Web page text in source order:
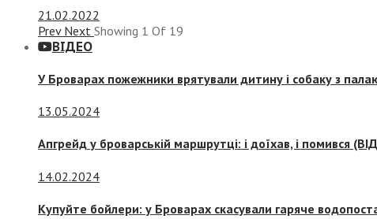
21.02.2022
Prev Next Showing 1 Of 19
ВІДЕО
У Броварах пожежники врятували дитину і собаку з
13.05.2024
Апгрейд у броварській маршрутці: і доїхав, і помився
14.02.2024
Купуйте бойлери: у Броварах скасували гаряче